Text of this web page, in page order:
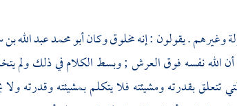
وغيرهم . يقولون : إنه مخلوق وكانأبو محمد عبد الله
أن الله نفسه فوق العرش ; وبسط الكلام في ذلك ولم
تتعلق بقدرته ومشيئته فلا يتكلم بمشيئته وقدرته